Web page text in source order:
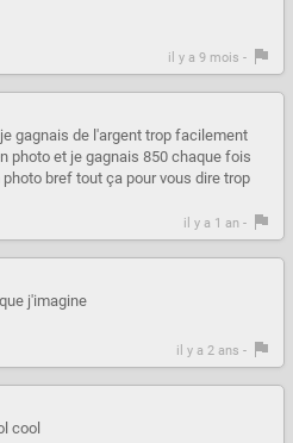
il y a 9 mois -
gagnais de l'argent trop facilement
photo et je gagnais 850 chaque fois
bref tout ça pour vous dire trop
il y a 1 an -
j'imagine
il y a 2 ans -
cool